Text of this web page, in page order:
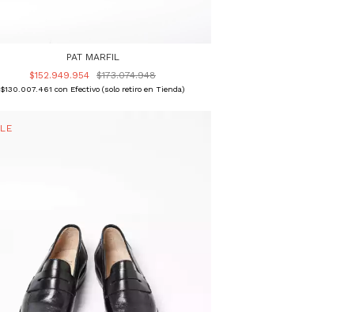
PAT MARFIL
$152.949.954
$173.074.948
$130.007.461 con Efectivo (solo retiro en Tienda)